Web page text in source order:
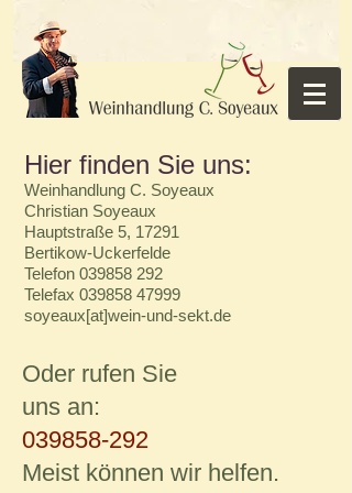
Hier finden Sie uns:
Weinhandlung C. Soyeaux
Christian Soyeaux
Hauptstraße 5, 17291
Bertikow-Uckerfelde
Telefon 039858 292
Telefax 039858 47999
soyeaux[at]wein-und-sekt.de
Oder rufen Sie
uns an:
039858-292
Meist können wir helfen.